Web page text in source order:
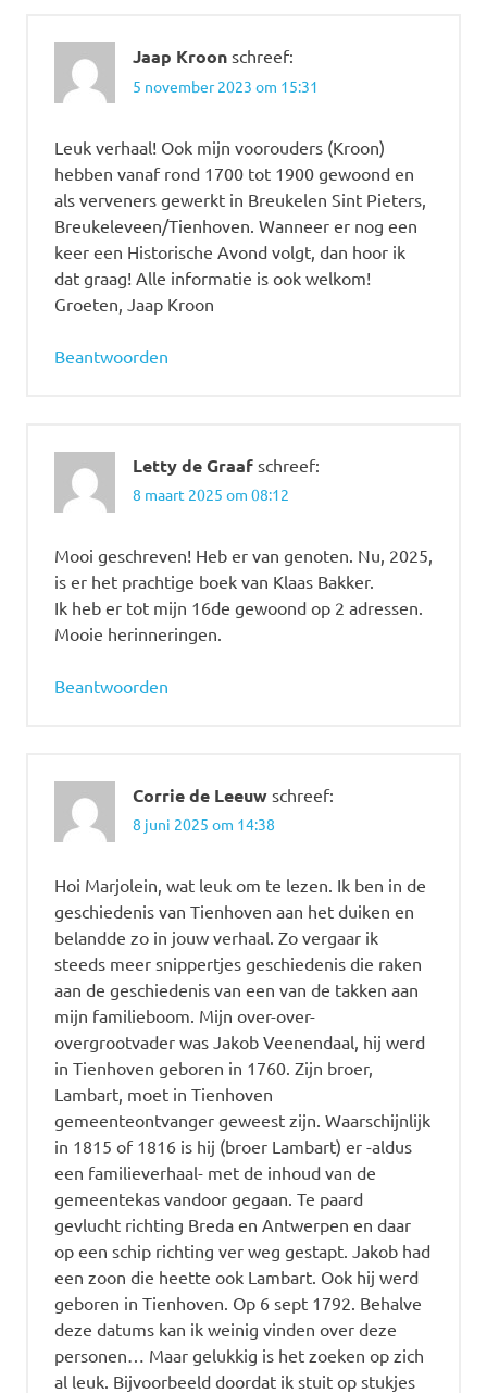
Jaap Kroon schreef:
5 november 2023 om 15:31
Leuk verhaal! Ook mijn voorouders (Kroon)
hebben vanaf rond 1700 tot 1900 gewoond en
als verveners gewerkt in Breukelen Sint Pieters,
Breukeleveen/Tienhoven. Wanneer er nog een
keer een Historische Avond volgt, dan hoor ik
dat graag! Alle informatie is ook welkom!
Groeten, Jaap Kroon
Beantwoorden
Letty de Graaf schreef:
8 maart 2025 om 08:12
Mooi geschreven! Heb er van genoten. Nu, 2025,
is er het prachtige boek van Klaas Bakker.
Ik heb er tot mijn 16de gewoond op 2 adressen.
Mooie herinneringen.
Beantwoorden
Corrie de Leeuw schreef:
8 juni 2025 om 14:38
Hoi Marjolein, wat leuk om te lezen. Ik ben in de
geschiedenis van Tienhoven aan het duiken en
belandde zo in jouw verhaal. Zo vergaar ik
steeds meer snippertjes geschiedenis die raken
aan de geschiedenis van een van de takken aan
mijn familieboom. Mijn over-over-
overgrootvader was Jakob Veenendaal, hij werd
in Tienhoven geboren in 1760. Zijn broer,
Lambart, moet in Tienhoven
gemeenteontvanger geweest zijn. Waarschijnlijk
in 1815 of 1816 is hij (broer Lambart) er -aldus
een familieverhaal- met de inhoud van de
gemeentekas vandoor gegaan. Te paard
gevlucht richting Breda en Antwerpen en daar
op een schip richting ver weg gestapt. Jakob had
een zoon die heette ook Lambart. Ook hij werd
geboren in Tienhoven. Op 6 sept 1792. Behalve
deze datums kan ik weinig vinden over deze
personen… Maar gelukkig is het zoeken op zich
al leuk. Bijvoorbeeld doordat ik stuit op stukjes